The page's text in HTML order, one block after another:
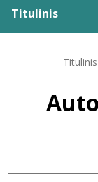
Titulinis
Leidiniai
Naujienos
Titulinis